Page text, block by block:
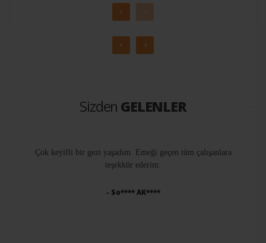
Sizden GELENLER
Çok keyifli bir gezi yaşadım. Emeği geçen tüm çalışanlara
teşekkür ederim.
- So**** AK****